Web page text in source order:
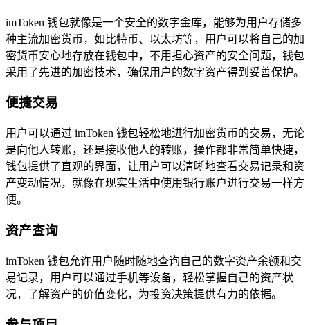
imToken 钱包就像是一个安全的数字金库，能够为用户存储多
种主流加密货币，如比特币、以太坊等，用户可以将自己的加
密货币安心地存放在钱包中，不用担心资产的安全问题，钱包
采用了先进的加密技术，确保用户的数字资产得到妥善保护。
便捷交易
用户可以通过 imToken 钱包轻松地进行加密货币的交易，无论
是向他人转账，还是接收他人的转账，操作都非常简单快捷，
钱包提供了直观的界面，让用户可以清晰地查看交易记录和资
产变动情况，就像在现实生活中使用银行账户进行交易一样方
便。
资产查询
imToken 钱包允许用户随时随地查询自己的数字资产余额和交
易记录，用户可以通过手机等设备，轻松掌握自己的资产状
况，了解资产的价值变化，为投资决策提供有力的依据。